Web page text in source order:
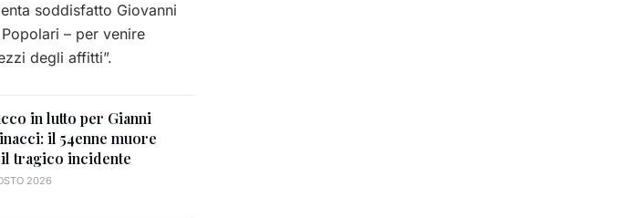
soddisfatto Giovanni
– per venire
degli affitti”.
in lutto per Gianni
il 54enne muore
tragico incidente
2026